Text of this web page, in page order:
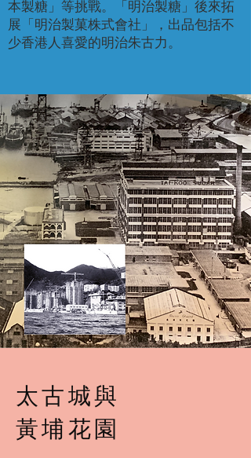
本製糖」等挑戰。「明治製糖」後來拓
展「明治製菓株式會社」，出品包括不
少香港人喜愛的明治朱古力。
太古城與
黃埔花園